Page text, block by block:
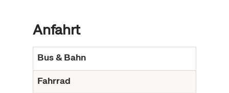
Anfahrt
Bus & Bahn
Fahrrad